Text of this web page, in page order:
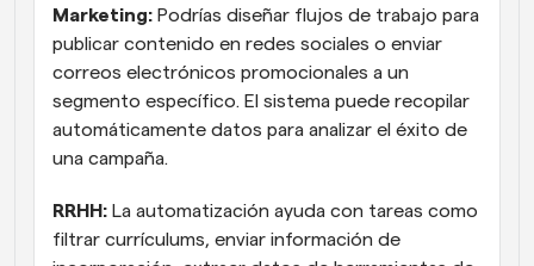
Marketing: Podrías diseñar flujos de trabajo para
publicar contenido en redes sociales o enviar
correos electrónicos promocionales a un
segmento específico. El sistema puede recopilar
automáticamente datos para analizar el éxito de
una campaña.
RRHH: La automatización ayuda con tareas como
filtrar currículums, enviar información de